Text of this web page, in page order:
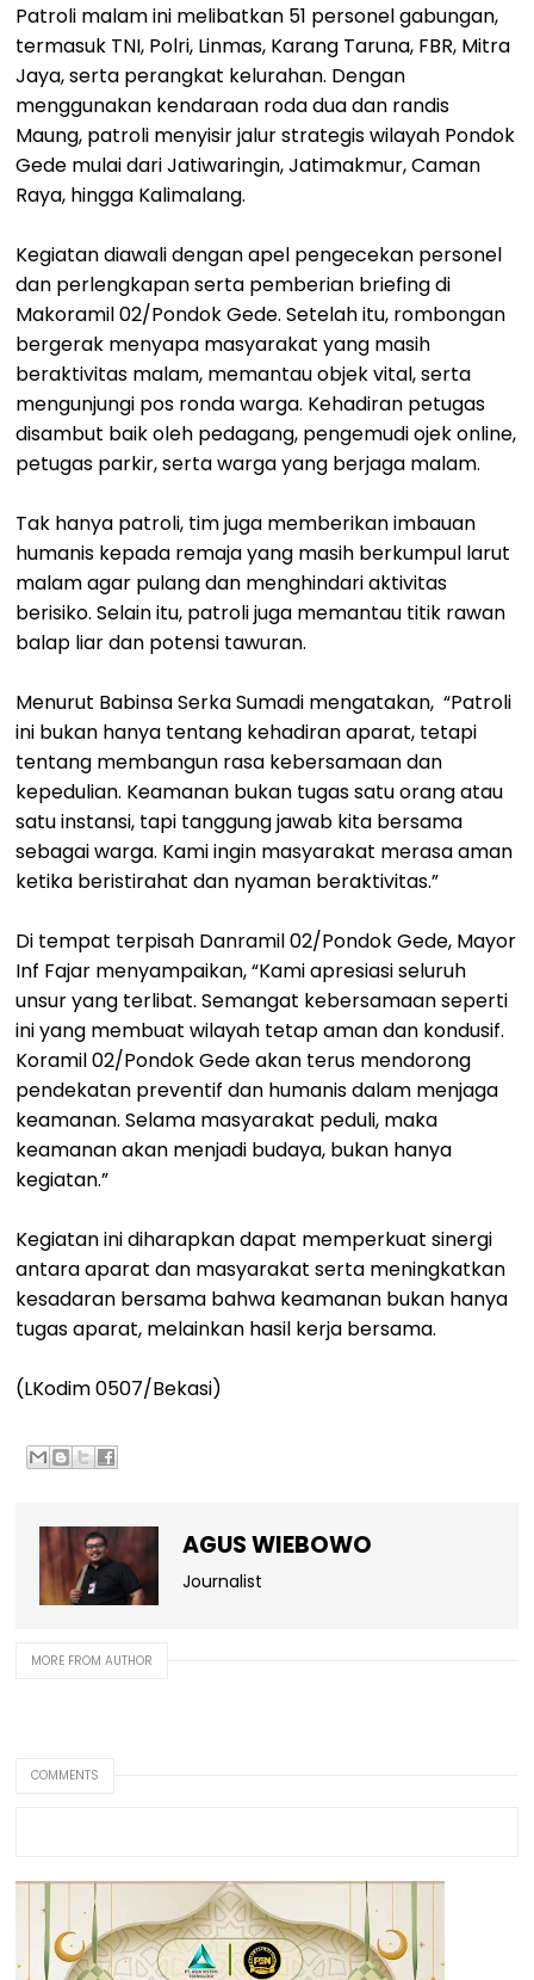
Patroli malam ini melibatkan 51 personel gabungan,
termasuk TNI, Polri, Linmas, Karang Taruna, FBR, Mitra
Jaya, serta perangkat kelurahan. Dengan
menggunakan kendaraan roda dua dan randis
Maung, patroli menyisir jalur strategis wilayah Pondok
Gede mulai dari Jatiwaringin, Jatimakmur, Caman
Raya, hingga Kalimalang.
Kegiatan diawali dengan apel pengecekan personel
dan perlengkapan serta pemberian briefing di
Makoramil 02/Pondok Gede. Setelah itu, rombongan
bergerak menyapa masyarakat yang masih
beraktivitas malam, memantau objek vital, serta
mengunjungi pos ronda warga. Kehadiran petugas
disambut baik oleh pedagang, pengemudi ojek online,
petugas parkir, serta warga yang berjaga malam.
Tak hanya patroli, tim juga memberikan imbauan
humanis kepada remaja yang masih berkumpul larut
malam agar pulang dan menghindari aktivitas
berisiko. Selain itu, patroli juga memantau titik rawan
balap liar dan potensi tawuran.
Menurut Babinsa Serka Sumadi mengatakan, “Patroli
ini bukan hanya tentang kehadiran aparat, tetapi
tentang membangun rasa kebersamaan dan
kepedulian. Keamanan bukan tugas satu orang atau
satu instansi, tapi tanggung jawab kita bersama
sebagai warga. Kami ingin masyarakat merasa aman
ketika beristirahat dan nyaman beraktivitas.”
Di tempat terpisah Danramil 02/Pondok Gede, Mayor
Inf Fajar menyampaikan, “Kami apresiasi seluruh
unsur yang terlibat. Semangat kebersamaan seperti
ini yang membuat wilayah tetap aman dan kondusif.
Koramil 02/Pondok Gede akan terus mendorong
pendekatan preventif dan humanis dalam menjaga
keamanan. Selama masyarakat peduli, maka
keamanan akan menjadi budaya, bukan hanya
kegiatan.”
Kegiatan ini diharapkan dapat memperkuat sinergi
antara aparat dan masyarakat serta meningkatkan
kesadaran bersama bahwa keamanan bukan hanya
tugas aparat, melainkan hasil kerja bersama.
(LKodim 0507/Bekasi)
AGUS WIEBOWO
Journalist
MORE FROM AUTHOR
COMMENTS